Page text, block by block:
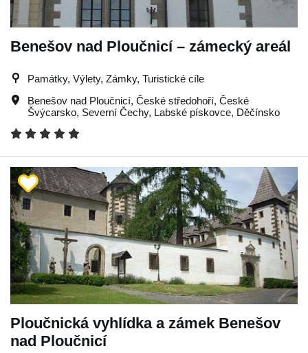
Benešov nad Ploučnicí – zámecký areál
Památky, Výlety, Zámky, Turistické cíle
Benešov nad Ploučnicí, České středohoří, České
Švýcarsko, Severní Čechy, Labské pískovce, Děčínsko
Ploučnická vyhlídka a zámek Benešov
nad Ploučnicí